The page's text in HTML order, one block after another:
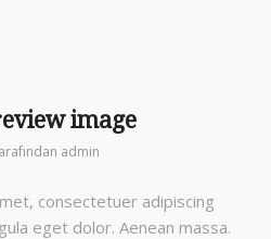
image
admin
consectetuer adipiscing
eget dolor. Aenean massa.